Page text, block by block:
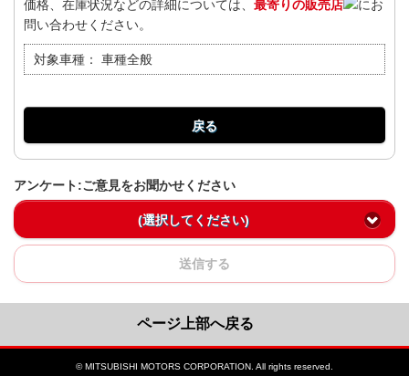
価格、在庫状況などの詳細については、 最寄りの販売店
にお
問い合わせください。
対象車種： 車種全般
戻る
アンケート:ご意見をお聞かせください
(選択してください)
送信する
ページ上部へ戻る
© MITSUBISHI MOTORS CORPORATION. All rights reserved.